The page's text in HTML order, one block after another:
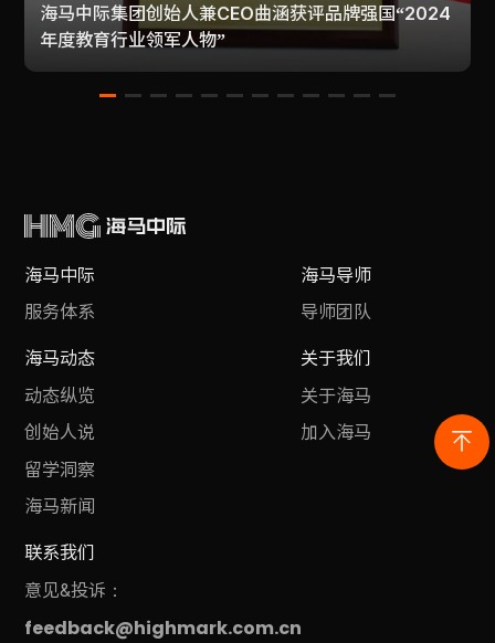
海马中际集团创始人兼CEO曲涵获评品牌强国“2024
年度教育行业领军人物”
海马中际
服务体系
海马导师
导师团队
海马动态
动态纵览
创始人说
留学洞察
海马新闻
关于我们
关于海马
加入海马
联系我们
意见&投诉：
feedback@highmark.com.cn